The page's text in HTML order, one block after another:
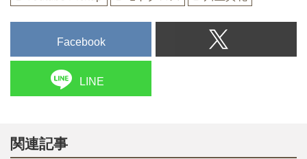
Facebook
LINE
関連記事